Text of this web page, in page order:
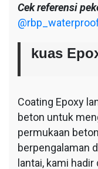
Cek referensi
kuas
Coating Epoxy
beton untuk
permukaan
berpengalaman
lantai, kami